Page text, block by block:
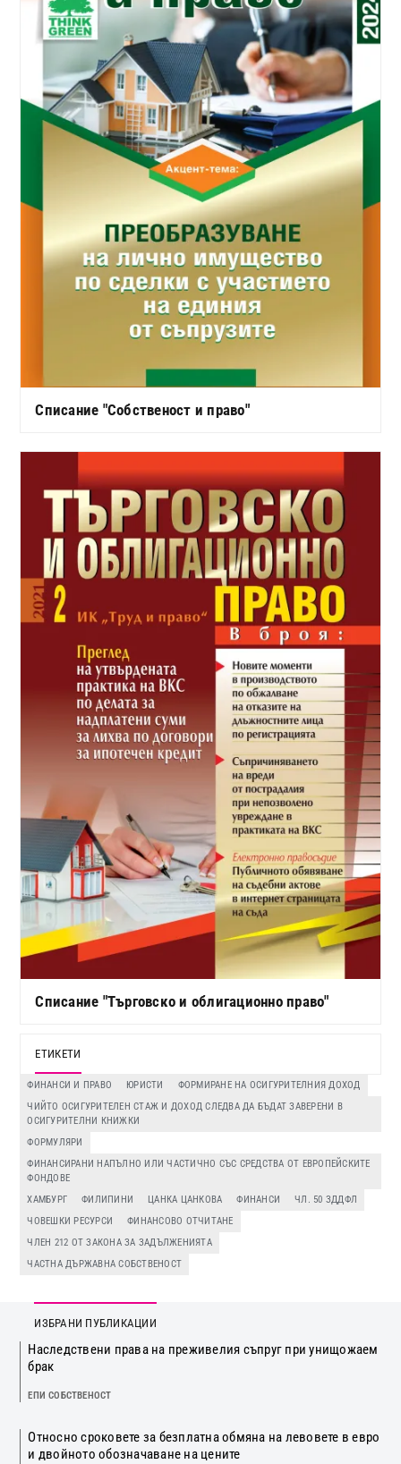
Списание "Собственост и право"
Списание "Търговско и облигационно право"
ЕТИКЕТИ
ФИНАНСИ И ПРАВО ЮРИСТИ
ФОРМИРАНЕ НА ОСИГУРИТЕЛНИЯ ДОХОД
ЧИЙТО ОСИГУРИТЕЛЕН СТАЖ И ДОХОД СЛЕДВА ДА БЪДАТ ЗАВЕРЕНИ В
ОСИГУРИТЕЛНИ КНИЖКИ
ФОРМУЛЯРИ
ФИНАНСИРАНИ НАПЪЛНО ИЛИ ЧАСТИЧНО СЪС СРЕДСТВА ОТ ЕВРОПЕЙСКИТЕ
ФОНДОВЕ
ХАМБУРГ
ФИЛИПИНИ ЦАНКА ЦАНКОВА ФИНАНСИ
ЧЛ. 50 ЗДДФЛ
ЧОВЕШКИ РЕСУРСИ
ФИНАНСОВО ОТЧИТАНЕ
ЧЛЕН 212 ОТ ЗАКОНА ЗА ЗАДЪЛЖЕНИЯТА
ЧАСТНА ДЪРЖАВНА СОБСТВЕНОСТ
ИЗБРАНИ ПУБЛИКАЦИИ
Наследствени права на преживелия съпруг при унищожаем
брак
ЕПИ СОБСТВЕНОСТ
Относно сроковете за безплатна обмяна на левовете в евро
и двойното обозначаване на цените